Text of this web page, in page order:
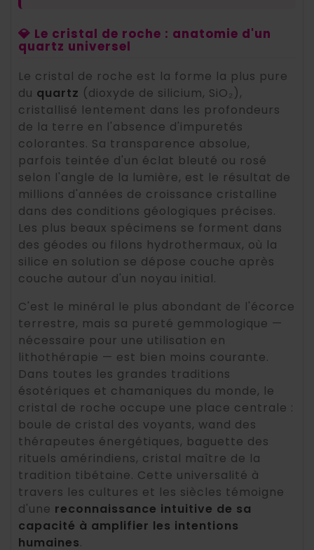
💎 Le cristal de roche : anatomie d'un
quartz universel
Le cristal de roche est la forme la plus pure
du quartz (dioxyde de silicium, SiO₂),
cristallisé lentement dans les profondeurs
de la terre en l'absence d'impuretés
colorantes. Sa transparence absolue,
parfois teintée d'un éclat bleuté ou rosé
selon l'angle de la lumière, est le résultat de
millions d'années de croissance cristalline
dans des conditions géologiques précises.
Les plus beaux spécimens se forment dans
des géodes ou filons hydrothermaux, où la
silice en solution se dépose couche après
couche autour d'un noyau initial.
C'est le minéral le plus abondant de l'écorce
terrestre, mais sa pureté gemmologique —
nécessaire pour une utilisation en
lithothérapie — est bien moins courante.
Dans toutes les grandes traditions
ésotériques et chamaniques du monde, le
cristal de roche occupe une place centrale :
boule de cristal des voyants, wand des
thérapeutes énergétiques, baguette des
rituels amérindiens, cristal maître de la
tradition tibétaine. Cette universalité à
travers les cultures et les siècles témoigne
d'une reconnaissance intuitive de sa
capacité à amplifier les intentions
humaines.